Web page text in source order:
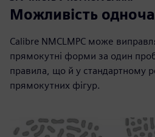
Можливість
Calibre NMCLMPC може
прямокутні форми за один
правила, що й у стандартному
прямокутних фігур.